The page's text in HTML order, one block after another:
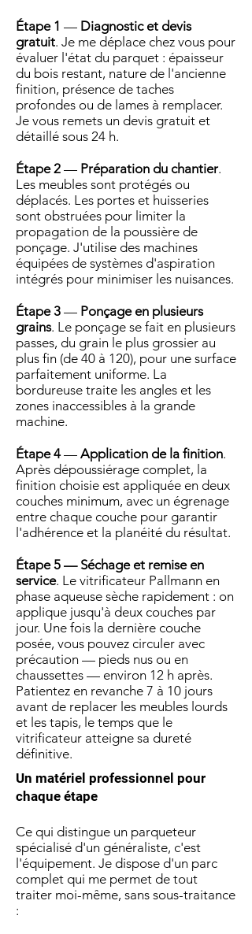
Étape 1 — Diagnostic et devis
gratuit. Je me déplace chez vous pour
évaluer l'état du parquet : épaisseur
du bois restant, nature de l'ancienne
finition, présence de taches
profondes ou de lames à remplacer.
Je vous remets un devis gratuit et
détaillé sous 24 h.
Étape 2 — Préparation du chantier.
Les meubles sont protégés ou
déplacés. Les portes et huisseries
sont obstruées pour limiter la
propagation de la poussière de
ponçage. J'utilise des machines
équipées de systèmes d'aspiration
intégrés pour minimiser les nuisances.
Étape 3 — Ponçage en plusieurs
grains. Le ponçage se fait en plusieurs
passes, du grain le plus grossier au
plus fin (de 40 à 120), pour une surface
parfaitement uniforme. La
bordureuse traite les angles et les
zones inaccessibles à la grande
machine.
Étape 4— Application de la finition.
Après dépoussiérage complet, la
finition choisie est appliquée en deux
couches minimum, avec un égrenage
entre chaque couche pour garantir
l'adhérence et la planéité du résultat.
Étape 5 — Séchage et remise en
service. Le vitrificateur Pallmann en
phase aqueuse sèche rapidement : on
applique jusqu'à deux couches par
jour. Une fois la dernière couche
posée, vous pouvez circuler avec
précaution — pieds nus ou en
chaussettes — environ 12 h après.
Patientez en revanche 7 à 10 jours
avant de replacer les meubles lourds
et les tapis, le temps que le
vitrificateur atteigne sa dureté
définitive.
Un matériel professionnel pour
chaque étape
Ce qui distingue un parqueteur
spécialisé d'un généraliste, c'est
l'équipement. Je dispose d'un parc
complet qui me permet de tout
traiter moi-même, sans sous-traitance
: